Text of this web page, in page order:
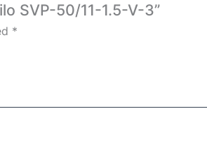
SVP-50/11-1.5-V-3”
*